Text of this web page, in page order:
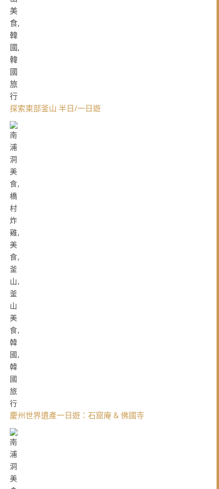
探索東部釜山 半日/一日遊
慶州世界遺產一日遊：石窟庵 & 佛國寺